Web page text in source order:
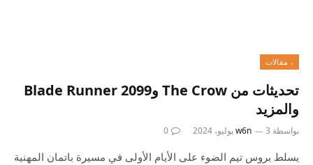
، مقالات
تحديثات من The Crow وBlade Runner 2099
والمزيد
بواسطة w6n 3 يوليو، 2024 0
يسلط بروس تيم الضوء على الأيام الأولى في مسيرة باتمان المهنية